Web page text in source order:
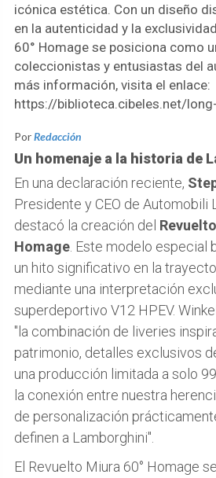
icónica estética. Con un diseño
en la autenticidad y la
60° Homage se posiciona como
coleccionistas y entusiastas del
más información, visita el enlace:
https://biblioteca.cibeles.net/
PorRedacción
Un homenaje a la historia de
En una declaración reciente,
Presidente y CEO de Automobili
destacó la creación del
Homage . Este modelo
un hito significativo en la
mediante una interpretación
superdeportivo V12 HPEV.
"la combinación de liveries
patrimonio, detalles exclusivos
una producción limitada a solo
la conexión entre nuestra
de personalización
definen a Lamborghini".
El Revuelto Miura 60° Homage